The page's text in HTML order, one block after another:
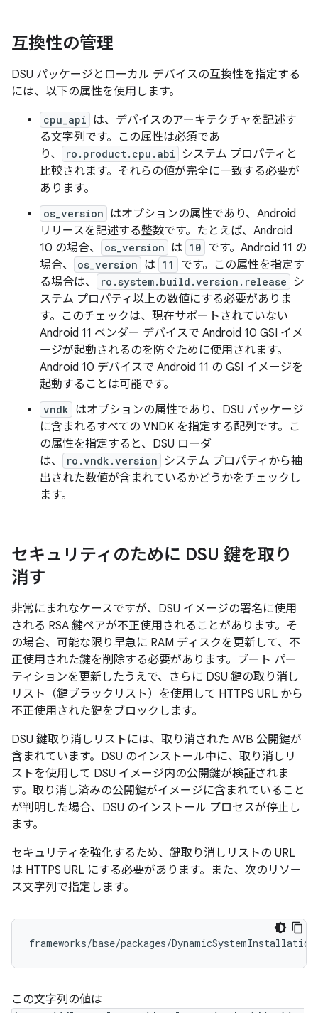
互換性の管理
DSU パッケージとローカル デバイスの互換性を指定する
には、以下の属性を使用します。
cpu_api は、デバイスのアーキテクチャを記述す
る文字列です。この属性は必須であ
り、
ro.product.cpu.abi
システム プロパティと
比較されます。それらの値が完全に一致する必要が
あります。
os_version はオプションの属性であり、Android
リリースを記述する整数です。たとえば、Android
10 の場合、
os_version は 10 です。Android 11 の
場合、
os_version は 11
です。この属性を指定す
る場合は、
ro.system.build.version.release
シ
ステム プロパティ以上の数値にする必要がありま
す。このチェックは、現在サポートされていない
Android 11 ベンダー デバイスで Android 10 GSI イメ
ージが起動されるのを防ぐために使用されます。
Android 10 デバイスで Android 11 の GSI イメージを
起動することは可能です。
vndk はオプションの属性であり、DSU パッケージ
に含まれるすべての VNDK を指定する配列です。こ
の属性を指定すると、DSU ローダ
は、
ro.vndk.version
システム プロパティから抽
出された数値が含まれているかどうかをチェックし
ます。
セキュリティのために DSU 鍵を取り
消す
非常にまれなケースですが、DSU イメージの署名に使用
される RSA 鍵ペアが不正使用されることがあります。そ
の場合、可能な限り早急に RAM ディスクを更新して、不
正使用された鍵を削除する必要があります。ブート パー
ティションを更新したうえで、さらに DSU 鍵の取り消し
リスト（鍵ブラックリスト）を使用して HTTPS URL から
不正使用された鍵をブロックします。
DSU 鍵取り消しリストには、取り消された AVB 公開鍵が
含まれています。DSU のインストール中に、取り消しリ
ストを使用して DSU イメージ内の公開鍵が検証されま
す。取り消し済みの公開鍵がイメージに含まれていること
が判明した場合、DSU のインストール プロセスが停止し
ます。
セキュリティを強化するため、鍵取り消しリストの URL
は HTTPS URL にする必要があります。また、次のリソー
ス文字列で指定します。
この文字列の値は